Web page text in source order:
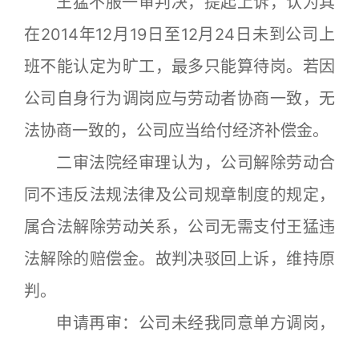
在2014年12月19日至12月24日未到公司上
班不能认定为旷工，最多只能算待岗。若因
公司自身行为调岗应与劳动者协商一致，无
法协商一致的，公司应当给付经济补偿金。
二审法院经审理认为，公司解除劳动合
同不违反法规法律及公司规章制度的规定，
属合法解除劳动关系，公司无需支付王猛违
法解除的赔偿金。故判决驳回上诉，维持原
判。
申请再审：公司未经我同意单方调岗，